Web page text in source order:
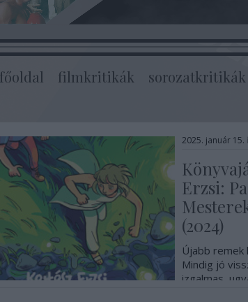
főoldal filmkritikák sorozatkritikák
2025. január 15.
Erzsi:
(2024)
Újabb remek
Mindig jó
izgalmas,